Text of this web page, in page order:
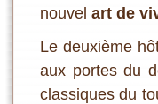
nouvel art de
Le deuxième
aux portes du
classiques du